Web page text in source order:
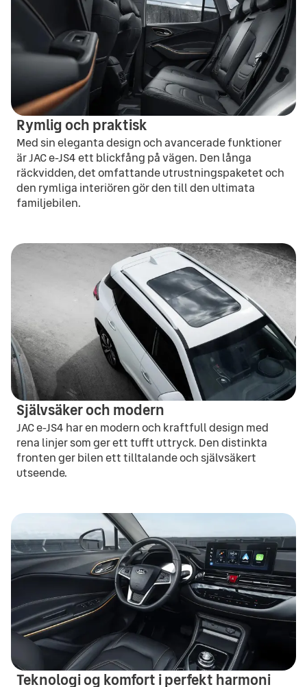
Rymlig och praktisk
Med sin eleganta design och avancerade funktioner
är JAC e-JS4 ett blickfång på vägen. Den långa
räckvidden, det omfattande utrustningspaketet och
den rymliga interiören gör den till den ultimata
familjebilen.
Självsäker och modern
JAC e-JS4 har en modern och kraftfull design med
rena linjer som ger ett tufft uttryck. Den distinkta
fronten ger bilen ett tilltalande och självsäkert
utseende.
Teknologi og komfort i perfekt harmoni